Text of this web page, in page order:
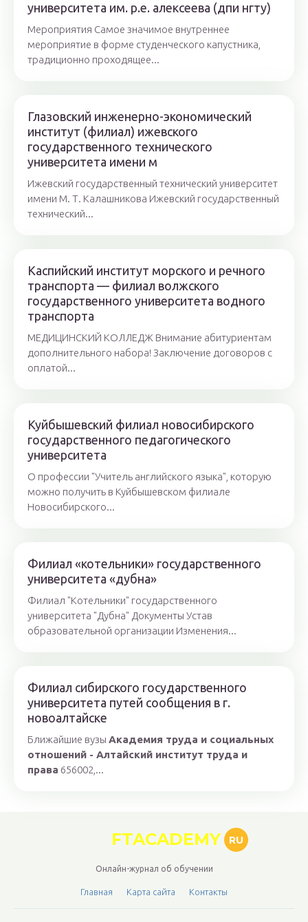
университета им. р.е. алексеева (дпи нгту)
Мероприятия Самое значимое внутреннее
мероприятие в форме студенческого капустника,
традиционно проходящее...
Глазовский инженерно-экономический
институт (филиал) ижевского
государственного технического
университета имени м
Ижевский государственный технический университет
имени М. Т. Калашникова Ижевский государственный
технический...
Каспийский институт морского и речного
транспорта — филиал волжского
государственного университета водного
транспорта
МЕДИЦИНСКИЙ КОЛЛЕДЖ Внимание абитуриентам
дополнительного набора! Заключение договоров с
оплатой...
Куйбышевский филиал новосибирского
государственного педагогического
университета
О профессии "Учитель английского языка", которую
можно получить в Куйбышевском филиале
Новосибирского...
Филиал «котельники» государственного
университета «дубна»
Филиал "Котельники" государственного
университета "Дубна" Документы Устав
образовательной организации Изменения...
Филиал сибирского государственного
университета путей сообщения в г.
новоалтайске
Ближайшие вузы Академия труда и социальных
отношений - Алтайский институт труда и
права 656002,...
FTACADEMY RU
Онлайн-журнал об обучении
Главная Карта сайта Контакты